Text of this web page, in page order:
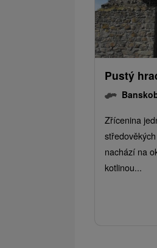
Pustý
Zřícenina
nachází na
kotlinou...